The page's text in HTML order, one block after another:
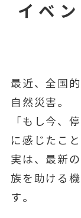
イベ
最近、全国
自然災害。
「もし今、
に感じたこ
実は、最新
族を助ける
す。